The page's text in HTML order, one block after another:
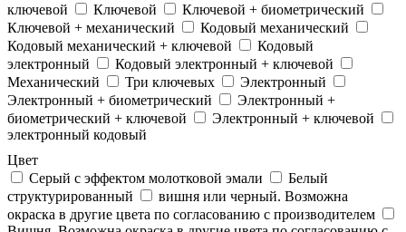
ключевой
Ключевой
Ключевой + биометрический
Ключевой + механический
Кодовый механический
Кодовый механический + ключевой
Кодовый
электронный
Кодовый электронный + ключевой
Механический
Три ключевых
Электронный
Электронный + биометрический
Электронный +
биометрический + ключевой
Электронный + ключевой
электронный кодовый
Цвет
Cерый с эффектом молотковой эмали
Белый
структурированный
вишня или черный. Возможна
окраска в другие цвета по согласованию с производителем